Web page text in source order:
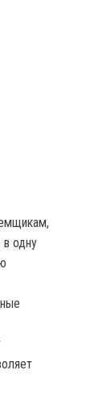
одну